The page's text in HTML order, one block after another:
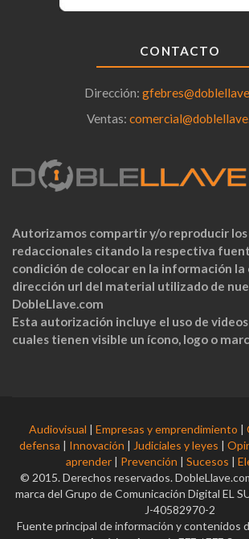
CONTACTO
Dirección:
Ventas:
Autorizamos compartir y/o reproducir
redaccionales citando la respectiva
condición de colocar en la información
dirección url del material utilizado de
DobleLlave.com
Esta autorización incluye el uso de
cuales tienen visible un ícono, logo o
Audiovisual | Empresas y emprendimiento |
defensa | Innovación | Judiciales y leyes |
aprender | Prevención | Sucesos |
© 2015. Derechos reservados.
marca del Grupo de Comunicación Digital EL
J-40582970-2
Fuente principal de información y contenidos